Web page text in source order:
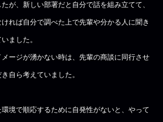
が、新しい部署だと自分で話を組み立てて、
れば自分で調べた上で先輩や分かる人に聞き
ました。
メージが湧かない時は、先輩の商談に同行させ
自ら考えていました。
境で順応するために自発性がないと、やって